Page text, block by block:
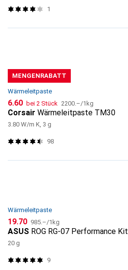
1
MENGENRABATT
Wärmeleitpaste
CHF
6.60 bei 2 Stück CHF
2200.–/1kg
Corsair Wärmeleitpaste TM30
3.80 W/m K, 3 g
98
Wärmeleitpaste
CHF
19.70 CHF
985.–/1kg
ASUS ROG RG-07 Performance Kit
20 g
9